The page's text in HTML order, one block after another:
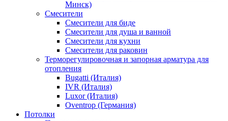
Минск)
Смесители
Смесители для биде
Смесители для душа и ванной
Смесители для кухни
Смесители для раковин
Терморегулировочная и запорная арматура для
отопления
Bugatti (Италия)
IVR (Италия)
Luxor (Италия)
Oventrop (Германия)
Потолки